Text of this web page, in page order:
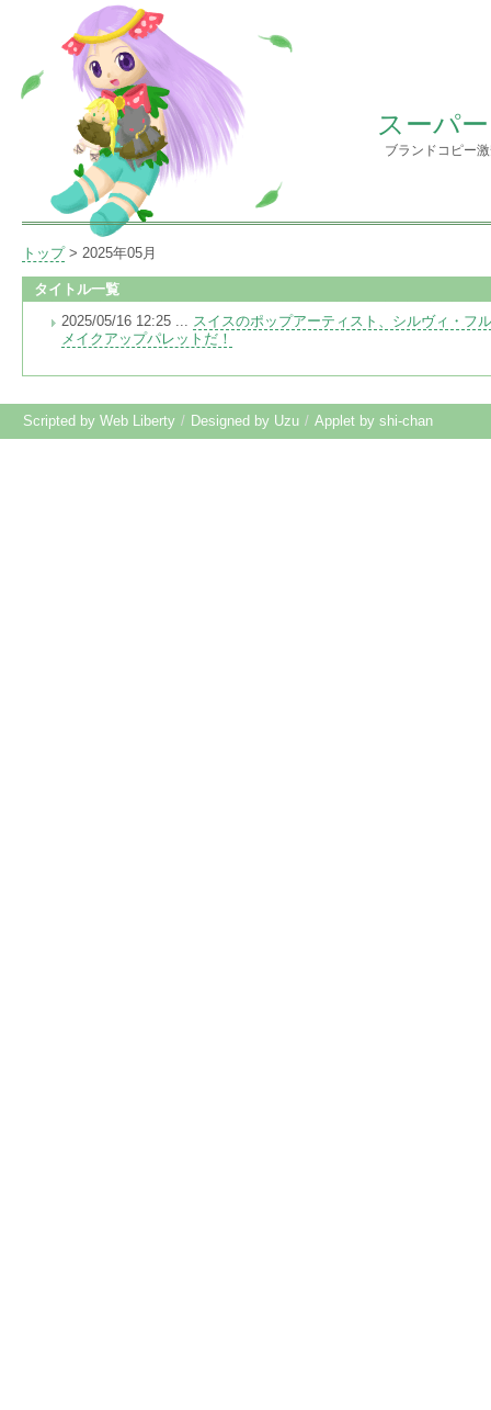
スーパ
ブランドコピー
トップ> 2025年05月
タイトル一覧
2025/05/16 12:25 ... スイスのポップアーティスト、シルヴィ・フ
メイクアップパレットだ！
Scripted by Web Liberty / Designed by Uzu / Applet by shi-chan